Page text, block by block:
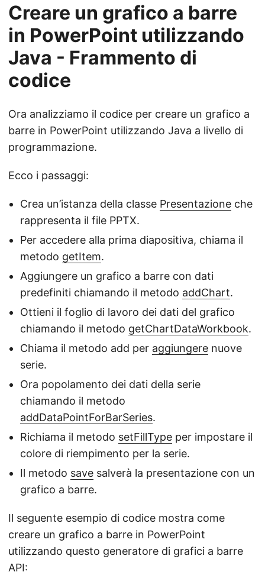
Creare un grafico a barre
in PowerPoint utilizzando
Java - Frammento di
codice
Ora analizziamo il codice per creare un grafico a
barre in PowerPoint utilizzando Java a livello di
programmazione.
Ecco i passaggi:
Crea un’istanza della classe Presentazione che
rappresenta il file PPTX.
Per accedere alla prima diapositiva, chiama il
metodo getItem.
Aggiungere un grafico a barre con dati
predefiniti chiamando il metodo addChart.
Ottieni il foglio di lavoro dei dati del grafico
chiamando il metodo getChartDataWorkbook.
Chiama il metodo add per aggiungere nuove
serie.
Ora popolamento dei dati della serie
chiamando il metodo
addDataPointForBarSeries.
Richiama il metodo setFillType per impostare il
colore di riempimento per la serie.
Il metodo save salverà la presentazione con un
grafico a barre.
Il seguente esempio di codice mostra come
creare un grafico a barre in PowerPoint
utilizzando questo generatore di grafici a barre
API: